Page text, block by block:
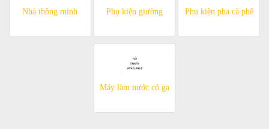
Nhà thông minh Phụ kiện giường Phụ kiện pha cà phê
Máy làm nước có ga